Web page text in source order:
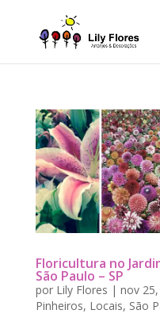
Floricultura no
São Paulo – SP
por Lily Flores | nov
Pinheiros, Locais, São